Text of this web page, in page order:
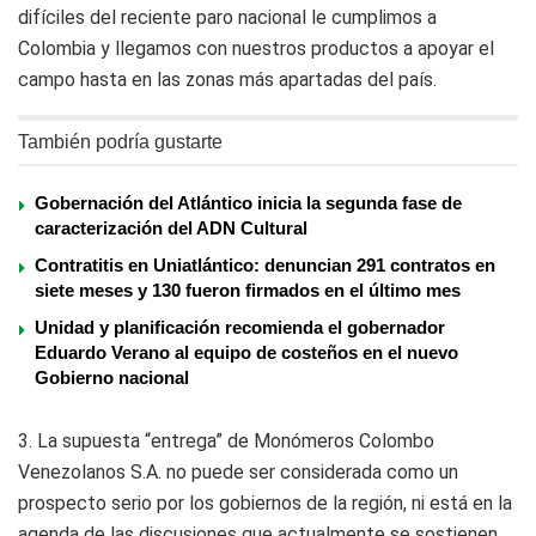
difíciles del reciente paro nacional le cumplimos a
Colombia y llegamos con nuestros productos a apoyar el
campo hasta en las zonas más apartadas del país.
También podría gustarte
Gobernación del Atlántico inicia la segunda fase de
caracterización del ADN Cultural
Contratitis en Uniatlántico: denuncian 291 contratos en
siete meses y 130 fueron firmados en el último mes
Unidad y planificación recomienda el gobernador
Eduardo Verano al equipo de costeños en el nuevo
Gobierno nacional
3. La supuesta “entrega” de Monómeros Colombo
Venezolanos S.A. no puede ser considerada como un
prospecto serio por los gobiernos de la región, ni está en la